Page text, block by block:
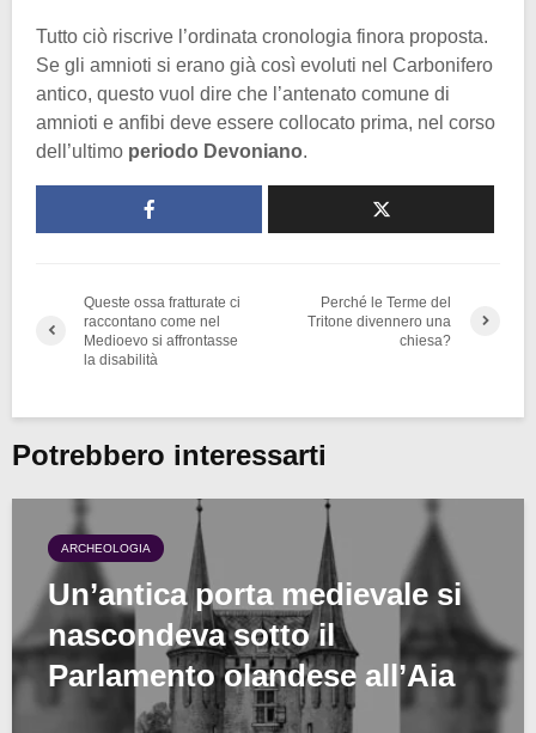
Tutto ciò riscrive l’ordinata cronologia finora proposta.
Se gli amnioti si erano già così evoluti nel Carbonifero
antico, questo vuol dire che l’antenato comune di
amnioti e anfibi deve essere collocato prima, nel corso
dell’ultimo periodo Devoniano.
Queste ossa fratturate ci
raccontano come nel
Medioevo si affrontasse
la disabilità
Perché le Terme del
Tritone divennero una
chiesa?
Potrebbero interessarti
ARCHEOLOGIA
Un’antica porta medievale si
nascondeva sotto il
Parlamento olandese all’Aia